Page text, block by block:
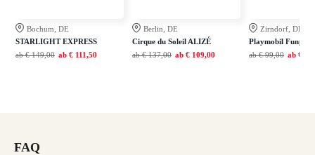
Bochum, DE
STARLIGHT EXPRESS
ab € 149,00 ab € 111,50
Berlin, DE
Cirque du Soleil ALIZÉ
ab € 137,00 ab € 109,00
Zirndorf, DE
Playmobil Funpark
ab € 99,00 ab €
FAQ